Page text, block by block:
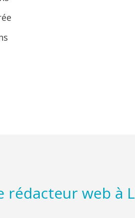
rédacteur web à